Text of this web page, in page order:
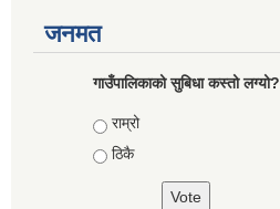
जनमत
गाउँपालिकाको सुबिधा कस्तो लग्यो?
Choices
राम्रो
ठिकै